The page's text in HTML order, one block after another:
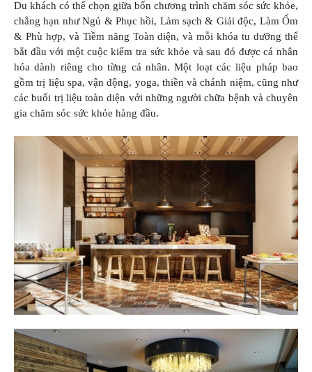
Du khách có thể chọn giữa bốn chương trình chăm sóc sức khỏe,
chẳng hạn như Ngủ & Phục hồi, Làm sạch & Giải độc, Làm Ốm
& Phù hợp, và Tiềm năng Toàn diện, và mỗi khóa tu dưỡng thể
bắt đầu với một cuộc kiểm tra sức khỏe và sau đó được cá nhân
hóa dành riêng cho từng cá nhân. Một loạt các liệu pháp bao
gồm trị liệu spa, vận động, yoga, thiền và chánh niệm, cũng như
các buổi trị liệu toàn diện với những người chữa bệnh và chuyên
gia chăm sóc sức khỏe hàng đầu.